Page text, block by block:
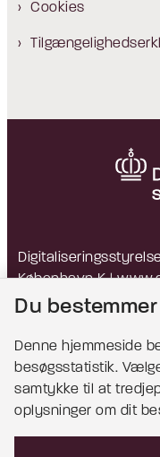
Cookies
København K |
EAN:
Bemærk!
Du
Denne hjemmeside
besøgsstatistik.
samtykke til at
oplysninger om dit